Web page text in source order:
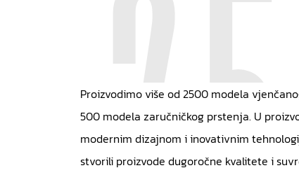
Proizvodimo više od 2500 modela
500 modela zaručničkog prstenja. U
modernim dizajnom i inovativnim
stvorili proizvode dugoročne kvalitete i